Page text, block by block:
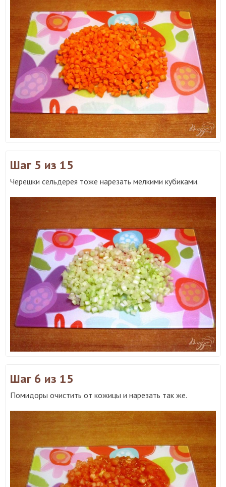
Шаг 5 из 15
Черешки сельдерея тоже нарезать мелкими кубиками.
Шаг 6 из 15
Помидоры очистить от кожицы и нарезать так же.